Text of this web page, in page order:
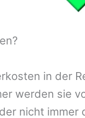
in der
werden sie
nicht immer